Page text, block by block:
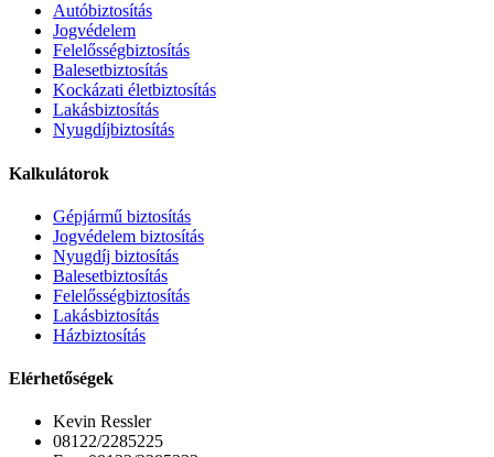
Autóbiztosítás
Jogvédelem
Felelősségbiztosítás
Balesetbiztosítás
Kockázati életbiztosítás
Lakásbiztosítás
Nyugdíjbiztosítás
Kalkulátorok
Gépjármű biztosítás
Jogvédelem biztosítás
Nyugdíj biztosítás
Balesetbiztosítás
Felelősségbiztosítás
Lakásbiztosítás
Házbiztosítás
Elérhetőségek
Kevin Ressler
08122/2285225